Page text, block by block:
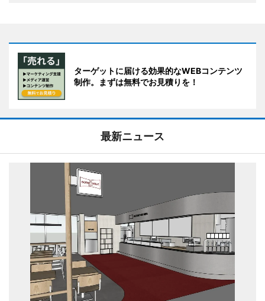
ターゲットに届ける効果的なWEBコンテンツ
制作。まずは無料でお見積りを！
最新ニュース